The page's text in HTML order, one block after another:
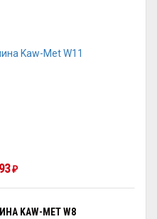
₽
KAW-MET W8